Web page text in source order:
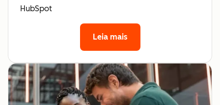
HubSpot
Leia mais